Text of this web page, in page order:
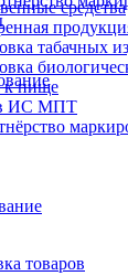
средства
табачных
к пище
в ИС МПТ
товаров